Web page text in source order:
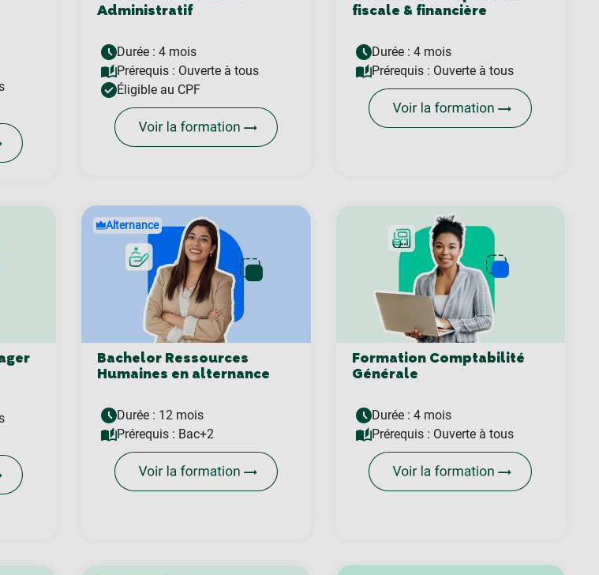
Administratif
Durée : 4 mois
Prérequis : Ouverte à tous
Éligible au CPF
fiscale & financière
Durée : 4 mois
Prérequis : Ouverte à tous
Alternance
Bachelor Ressources
Humaines en alternance
Durée : 12 mois
Prérequis : Bac+2
Formation Comptabilité
Générale
Durée : 4 mois
Prérequis : Ouverte à tous